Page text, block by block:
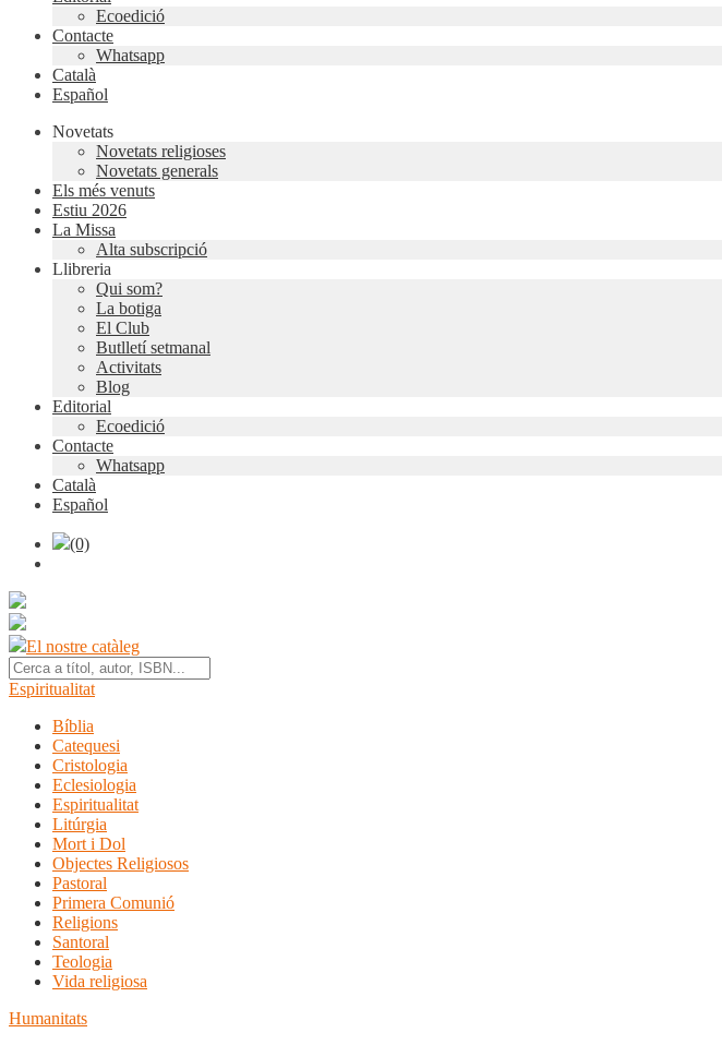
Ecoedició
Contacte
Whatsapp
Català
Español
Novetats
Novetats religioses
Novetats generals
Els més venuts
Estiu 2026
La Missa
Alta subscripció
Llibreria
Qui som?
La botiga
El Club
Butlletí setmanal
Activitats
Blog
Editorial
Ecoedició
Contacte
Whatsapp
Català
Español
(0)
El nostre catàleg
Espiritualitat
Bíblia
Catequesi
Cristologia
Eclesiologia
Espiritualitat
Litúrgia
Mort i Dol
Objectes Religiosos
Pastoral
Primera Comunió
Religions
Santoral
Teologia
Vida religiosa
Humanitats